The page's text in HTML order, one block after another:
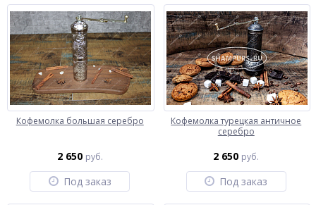
Кофемолка большая серебро
2 650 руб.
Под заказ
Кофемолка турецкая античное
серебро
2 650 руб.
Под заказ